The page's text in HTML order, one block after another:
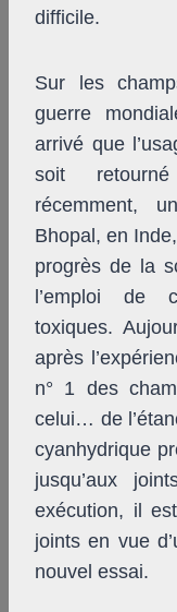
difficile.
Sur les
guerre
arrivé que
soit
récemment,
Bhopal, en
progrès de la
l’emploi de
toxiques.
après
n° 1 des
celui… de
cyanhydrique
jusqu’aux
exécution, il
joints en vue
nouvel essai.